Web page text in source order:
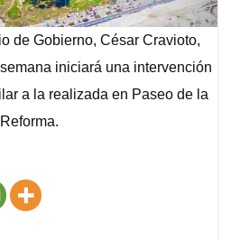
de Gobierno, César Cravioto,
iniciará una intervención
a la realizada en Paseo de la
Reforma.